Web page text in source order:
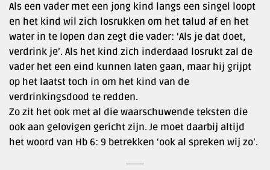
Als een vader met een jong kind langs een singel loopt
en het kind wil zich losrukken om het talud af en het
water in te lopen dan zegt die vader: ‘Als je dat doet,
verdrink je’. Als het kind zich inderdaad losrukt zal de
vader het een eind kunnen laten gaan, maar hij grijpt
op het laatst toch in om het kind van de
verdrinkingsdood te redden.
Zo zit het ook met al die waarschuwende teksten die
ook aan gelovigen gericht zijn. Je moet daarbij altijd
het woord van Hb 6: 9 betrekken ‘ook al spreken wij zo’.